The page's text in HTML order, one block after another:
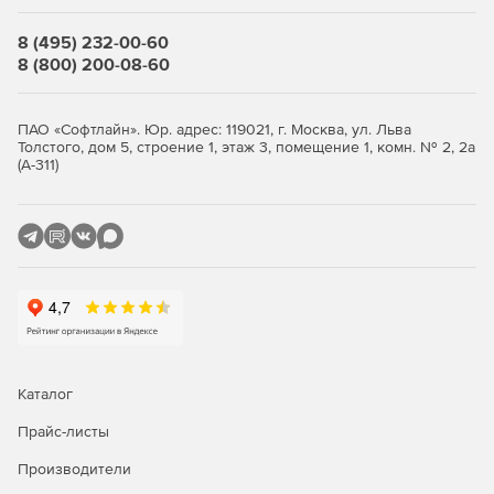
Основной модуль системы позволяет создавать
структуру сайта неограниченной
Меню
Создание любого количества разнородных меню, любой
вложенности, доступа и структуры.
одинаковых участков сайта, например,
Модуль позволяет создавать любое количество
разнородных участков произвольного типа
Пользователи
расширенных возможностей
SMS-уведомления
8 (495) 232-00-60
8 (800) 200-08-60
ПАО «Софтлайн». Юр. адрес: 119021, г. Москва, ул. Льва
Толстого, дом 5, строение 1, этаж 3, помещение 1, комн. № 2, 2а
(А-311)
Каталог
Прайс-листы
Производители